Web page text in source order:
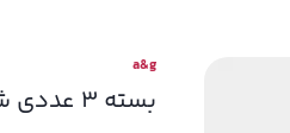
a&g
بسته 3 عددی شورت اسلیپ مردانه A&G